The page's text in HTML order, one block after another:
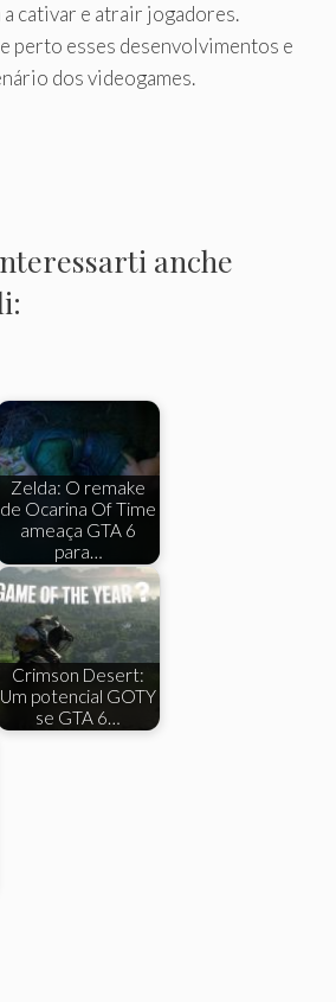
cativar e atrair jogadores.
perto esses desenvolvimentos e
dos videogames.
anche
Zelda: O remake
de Ocarina Of Time
ameaça GTA 6
para…
Crimson Desert:
Um potencial GOTY
se GTA 6…